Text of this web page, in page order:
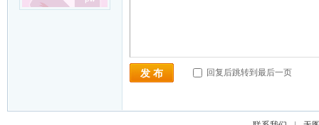
发 布 回复后跳转到最后一页